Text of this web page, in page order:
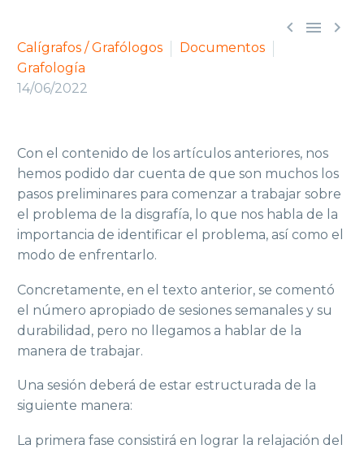
  
Calígrafos / Grafólogos
Documentos
Grafología
14/06/2022
Con el contenido de los artículos anteriores, nos
hemos podido dar cuenta de que son muchos los
pasos preliminares para comenzar a trabajar sobre
el problema de la disgrafía, lo que nos habla de la
importancia de identificar el problema, así como el
modo de enfrentarlo.
Concretamente, en el texto anterior, se comentó
el número apropiado de sesiones semanales y su
durabilidad, pero no llegamos a hablar de la
manera de trabajar.
Una sesión deberá de estar estructurada de la
siguiente manera:
La primera fase consistirá en lograr la relajación del